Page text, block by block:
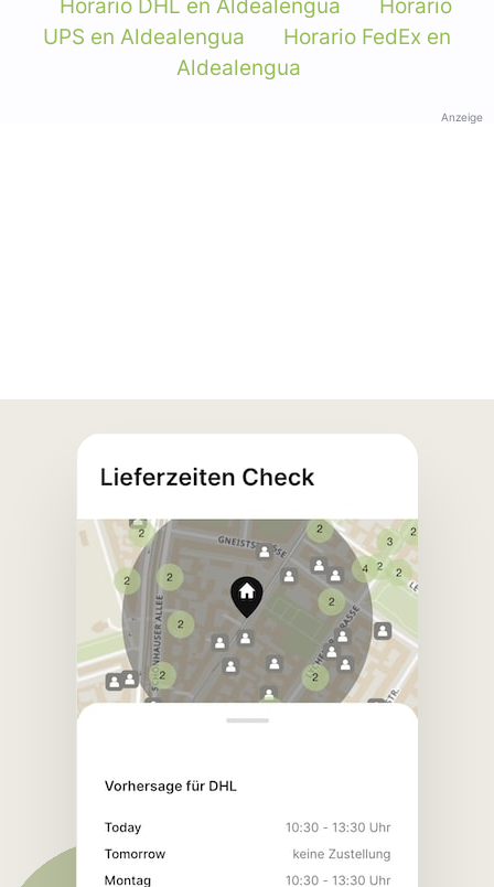
Horario DHL en Aldealengua
Horario
UPS en Aldealengua
Horario FedEx en
Aldealengua
Anzeige